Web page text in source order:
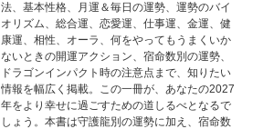
法、基本性格、月運＆毎日の運勢、運勢のバイ
オリズム、総合運、恋愛運、仕事運、金運、健
康運、相性、オーラ、何をやってもうまくいか
ないときの開運アクション、宿命数別の運勢、
ドラゴンインパクト時の注意点まで、知りたい
情報を幅広く掲載。この一冊が、あなたの2027
年をより幸せに過ごすための道しるべとなるで
しょう。本書は守護龍別の運勢に加え、宿命数